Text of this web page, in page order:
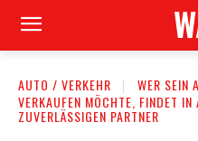
AUTO / VERKEHR
WER SEIN
VERKAUFEN MÖCHTE, FINDET
ZUVERLÄSSIGEN PARTNER